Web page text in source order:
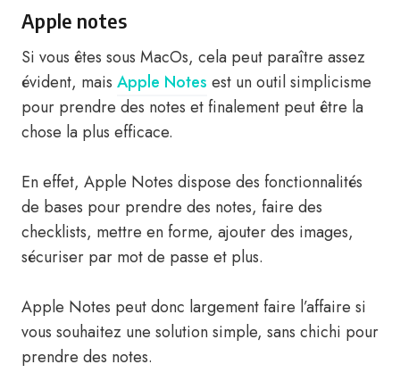
Apple notes
Si vous êtes sous MacOs, cela peut paraître assez
évident, mais Apple Notes est un outil simplicisme
pour prendre des notes et finalement peut être la
chose la plus efficace.
En effet, Apple Notes dispose des fonctionnalités
de bases pour prendre des notes, faire des
checklists, mettre en forme, ajouter des images,
sécuriser par mot de passe et plus.
Apple Notes peut donc largement faire l’affaire si
vous souhaitez une solution simple, sans chichi pour
prendre des notes.